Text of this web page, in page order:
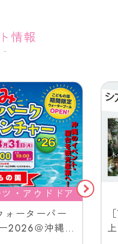
情報
-
・アウドドア
ォーターパー
2026＠沖縄こ